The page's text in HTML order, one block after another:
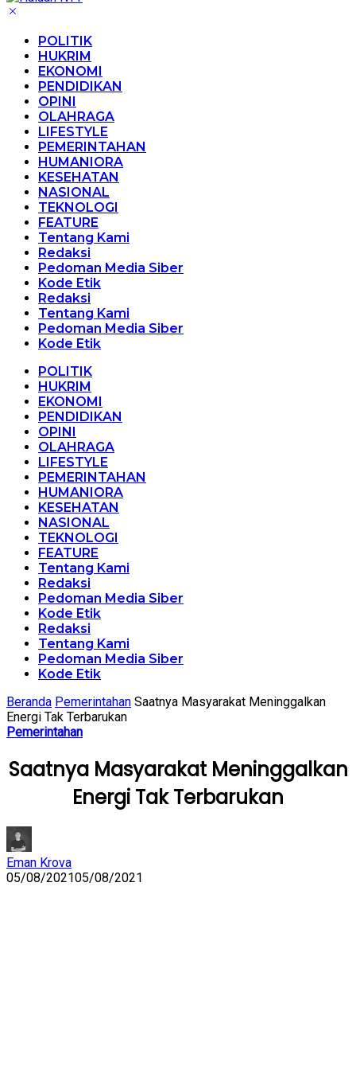
POLITIK
HUKRIM
EKONOMI
PENDIDIKAN
OPINI
OLAHRAGA
LIFESTYLE
PEMERINTAHAN
HUMANIORA
KESEHATAN
NASIONAL
TEKNOLOGI
FEATURE
Tentang Kami
Redaksi
Pedoman Media Siber
Kode Etik
Redaksi
Tentang Kami
Pedoman Media Siber
Kode Etik
POLITIK
HUKRIM
EKONOMI
PENDIDIKAN
OPINI
OLAHRAGA
LIFESTYLE
PEMERINTAHAN
HUMANIORA
KESEHATAN
NASIONAL
TEKNOLOGI
FEATURE
Tentang Kami
Redaksi
Pedoman Media Siber
Kode Etik
Redaksi
Tentang Kami
Pedoman Media Siber
Kode Etik
Beranda Pemerintahan Saatnya Masyarakat Meninggalkan
Energi Tak Terbarukan
Pemerintahan
Saatnya Masyarakat Meninggalkan
Energi Tak Terbarukan
Eman Krova
05/08/202105/08/2021